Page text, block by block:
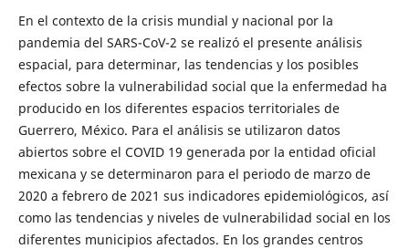
En el contexto de la crisis mundial y nacional por la
pandemia del SARS-CoV-2 se realizó el presente análisis
espacial, para determinar, las tendencias y los posibles
efectos sobre la vulnerabilidad social que la enfermedad ha
producido en los diferentes espacios territoriales de
Guerrero, México. Para el análisis se utilizaron datos
abiertos sobre el COVID 19 generada por la entidad oficial
mexicana y se determinaron para el periodo de marzo de
2020 a febrero de 2021 sus indicadores epidemiológicos, así
como las tendencias y niveles de vulnerabilidad social en los
diferentes municipios afectados. En los grandes centros